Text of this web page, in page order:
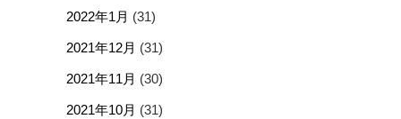
2022年1月 (31)
2021年12月 (31)
2021年11月 (30)
2021年10月 (31)